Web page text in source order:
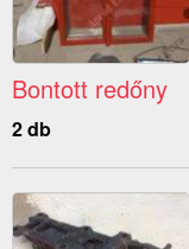
Bontott redőny
2 db